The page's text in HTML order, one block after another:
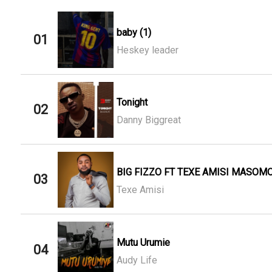
01
baby (1)
Heskey leader
02
Tonight
Danny Biggreat
03
BIG FIZZO FT TEXE AMISI
Texe Amisi
04
Mutu Urumie
Audy Life